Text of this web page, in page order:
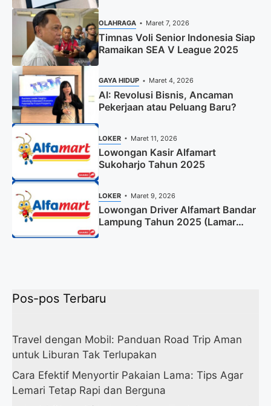
OLAHRAGA Maret 7, 2026
Timnas Voli Senior Indonesia Siap
Ramaikan SEA V League 2025
GAYA HIDUP Maret 4, 2026
AI: Revolusi Bisnis, Ancaman
Pekerjaan atau Peluang Baru?
LOKER Maret 11, 2026
Lowongan Kasir Alfamart
Sukoharjo Tahun 2025
LOKER Maret 9, 2026
Lowongan Driver Alfamart Bandar
Lampung Tahun 2025 (Lamar
Sekarang)
Pos-pos Terbaru
Travel dengan Mobil: Panduan Road Trip Aman
untuk Liburan Tak Terlupakan
Cara Efektif Menyortir Pakaian Lama: Tips Agar
Lemari Tetap Rapi dan Berguna